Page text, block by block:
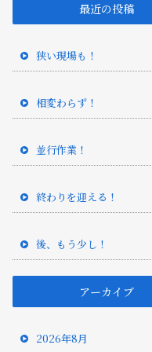
最近の投稿
狭い現場も！
相変わらず！
並行作業！
終わりを迎える！
後、もう少し！
アーカイブ
2026年8月